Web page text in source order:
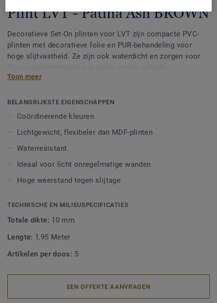
Plint LVT - Patina Ash BROWN
Decoratieve Set-On plinten voor LVT zijn compacte PVC-
plinten met decoratieve folie en PUR-behandeling voor
hoge slijtvastheid. Ze zijn ook waterdicht en zorgen voor
Verkrijgbaar in 2 hoogtes 60 mm en 80 mm (Ultimate-
afwerking. Decoratieve set-on plinten zijn geschikt voor
alle LVT-vloeren (Glue-Down, Click en Loose-Lay).
Toon meer
BELANGRIJKSTE EIGENSCHAPPEN
Coördinerende kleuren
Lichtgewicht, flexibeler dan MDF-plinten
Waterresistant
Ideaal voor licht onregelmatige wanden
Hoge weerstand tegen slijtage
TECHNISCHE EN MILIEUSPECIFICATIES
Totale dikte: 10 mm
Lengte: 1,95 Meter
Artikelen per doos: 5
EEN OFFERTE AANVRAGEN